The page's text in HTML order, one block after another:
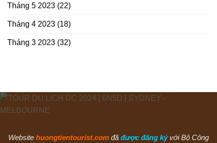
Tháng 5 2023 (22)
Tháng 4 2023 (18)
Tháng 3 2023 (32)
Website huongtientourist.com đã được đăng ký với Bộ Công